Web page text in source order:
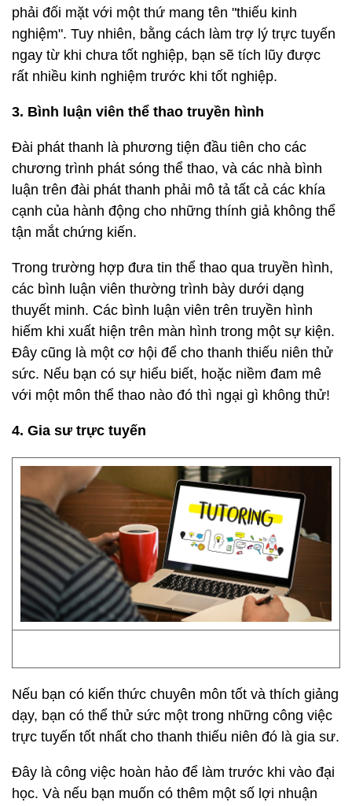
phải đối mặt với một thứ mang tên "thiếu kinh
nghiệm". Tuy nhiên, bằng cách làm trợ lý trực tuyến
ngay từ khi chưa tốt nghiệp, bạn sẽ tích lũy được
rất nhiều kinh nghiệm trước khi tốt nghiệp.
3. Bình luận viên thể thao truyền hình
Đài phát thanh là phương tiện đầu tiên cho các
chương trình phát sóng thể thao, và các nhà bình
luận trên đài phát thanh phải mô tả tất cả các khía
cạnh của hành động cho những thính giả không thể
tận mắt chứng kiến.
Trong trường hợp đưa tin thể thao qua truyền hình,
các bình luận viên thường trình bày dưới dạng
thuyết minh. Các bình luận viên trên truyền hình
hiếm khi xuất hiện trên màn hình trong một sự kiện.
Đây cũng là một cơ hội để cho thanh thiếu niên thử
sức. Nếu bạn có sự hiểu biết, hoặc niềm đam mê
với một môn thể thao nào đó thì ngại gì không thử!
4. Gia sư trực tuyến
Nếu bạn có kiến thức chuyên môn tốt và thích giảng
dạy, bạn có thể thử sức một trong những công việc
trực tuyến tốt nhất cho thanh thiếu niên đó là gia sư.
Đây là công việc hoàn hảo để làm trước khi vào đại
học. Và nếu bạn muốn có thêm một số lợi nhuận